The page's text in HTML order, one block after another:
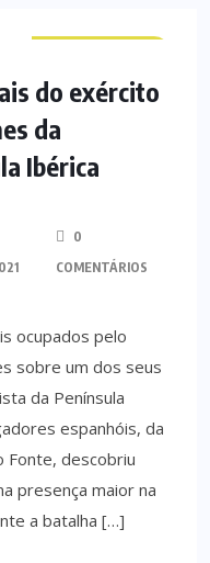
do exército
da
Ibérica
0
COMENTÁRIOS
ocupados pelo
sobre um dos seus
da Península
espanhóis, da
Fonte, descobriu
presença maior na
a batalha […]